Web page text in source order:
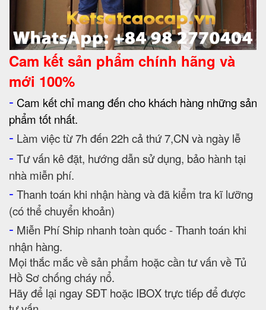
Cam kết sản phẩm chính hãng và
mới 100%
- Cam kết chỉ mang đến cho khách hàng những sản
phẩm tốt nhất.
- Làm việc từ 7h đến 22h cả thứ 7,CN và ngày lễ
- Tư vấn kê đặt, hướng dẫn sử dụng, bảo hành tại
nhà miễn phí.
- Thanh toán khi nhận hàng và đã kiểm tra kĩ lưỡng
(có thể chuyển khoản)
- Miễn Phí Ship nhanh toàn quốc - Thanh toán khi
nhận hàng.
Mọi thắc mắc về sản phẩm hoặc cần tư vấn về Tủ
Hồ Sơ chống cháy nổ.
Hãy để lại ngay SĐT hoặc IBOX trực tiếp để được